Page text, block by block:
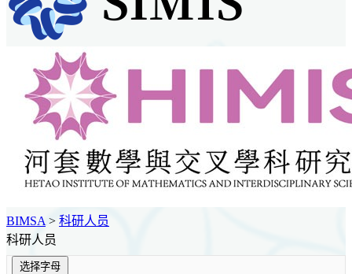
BIMSA > 科研人员
科研人员
选择字母